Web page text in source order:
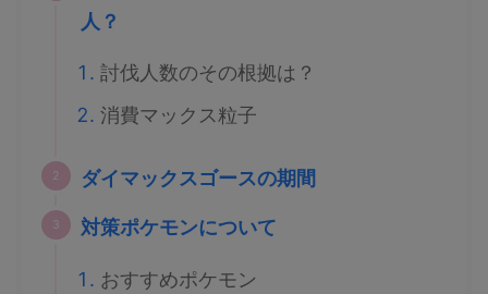
人？
討伐人数のその根拠は？
消費マックス粒子
ダイマックスゴースの期間
対策ポケモンについて
おすすめポケモン